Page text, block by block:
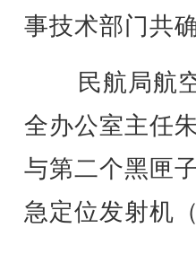
事技术部门共
民航局航空
全办公室主任
与第二个黑匣
急定位发射机